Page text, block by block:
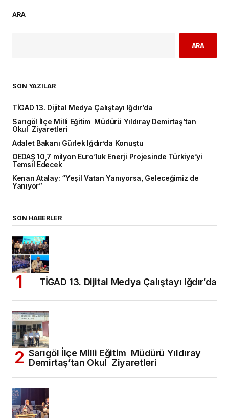
ARA
ARA
SON YAZILAR
TİGAD 13. Dijital Medya Çalıştayı Iğdır’da
Sarıgöl İlçe Milli Eğitim Müdürü Yıldıray Demirtaş’tan
Okul Ziyaretleri
Adalet Bakanı Gürlek Iğdır’da Konuştu
OEDAŞ 10,7 milyon Euro’luk Enerji Projesinde Türkiye’yi
Temsil Edecek
Kenan Atalay: “Yeşil Vatan Yanıyorsa, Geleceğimiz de
Yanıyor”
SON HABERLER
TİGAD 13. Dijital Medya Çalıştayı Iğdır’da
Sarıgöl İlçe Milli Eğitim Müdürü Yıldıray
Demirtaş’tan Okul Ziyaretleri